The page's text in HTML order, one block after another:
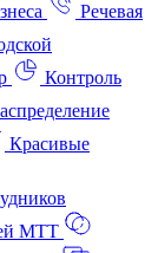
Речевая
Контроль
Красивые
МТТ